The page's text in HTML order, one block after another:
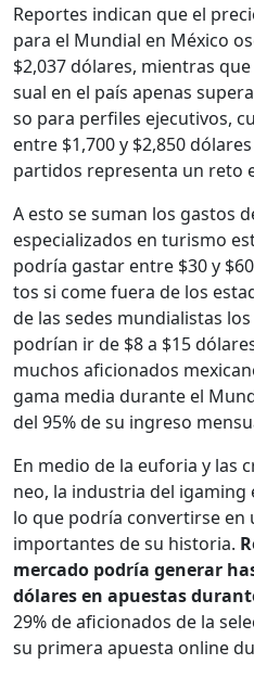
Reportes indi­can que el
para el Mundi­al en Méx­i­co
$2,037 dólares, mien­tras
su­al en el país ape­nas
so para per­files ejec­u­tivos,
entre $1,700 y $2,850
par­tidos rep­re­sen­ta un reto
A esto se suman los gas­tos
espe­cial­iza­dos en tur­is­mo
podría gas­tar entre $30 y
tos si come fuera de los
de las sedes mundi­al­is­tas
podrían ir de $8 a $15
muchos afi­ciona­dos
gama media durante el
del 95% de su ingre­so
En medio de la eufo­ria y
neo, la indus­tria del igam­ing
lo que podría con­ver­tirse en
impor­tantes de su his­to­ria.
mer­ca­do podría gener­ar
dólares en apues­tas
29% de afi­ciona­dos de la
su primera apues­ta online